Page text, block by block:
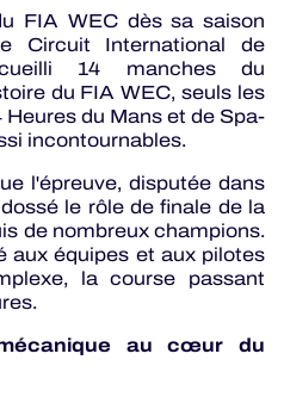
FIA WEC dès sa saison
Circuit International de
14 manches du
du FIA WEC, seuls les
du Mans et de Spa-
incontournables.
l'épreuve, disputée dans
le rôle de finale de la
de nombreux champions.
aux équipes et aux pilotes
la course passant
au cœur du